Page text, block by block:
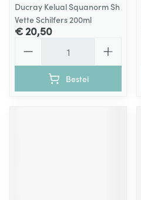
Ducray Kelual Squanorm Sh
Vette Schilfers 200ml
€ 20,50
Bestel